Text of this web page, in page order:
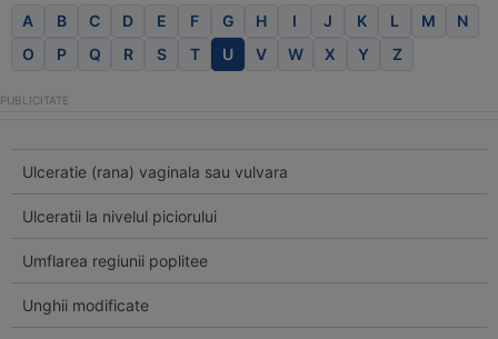
A B C D E F G H I J K L M
N
O
P Q R S T U V W X Y Z
Ulceratie (rana) vaginala sau vulvara
Ulceratii la nivelul piciorului
Umflarea regiunii poplitee
Unghii modificate